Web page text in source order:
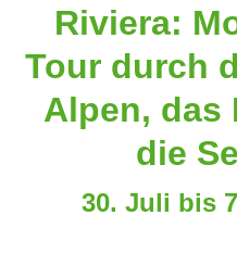
Riviera:
Tour durch
Alpen, das
die
30. Juli bis